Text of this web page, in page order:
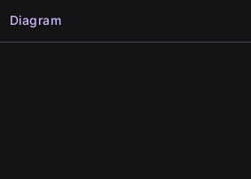
Diagram